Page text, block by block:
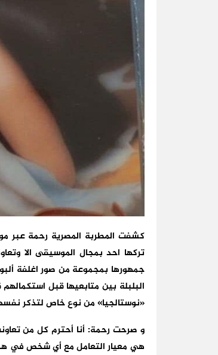
كشفت المطربة المصرية رحمة عبر
تركها احد بمجال الموسيقى الا
جمهورها بمجموعة من صور اغلفة
البلبلة بين متابعيها قبل
«نوستالجيا» من نوع خاص لتذكر
و صرحت رحمة: أنا أحترم كل من
هي معيار التعامل مع أي شخص في هذا